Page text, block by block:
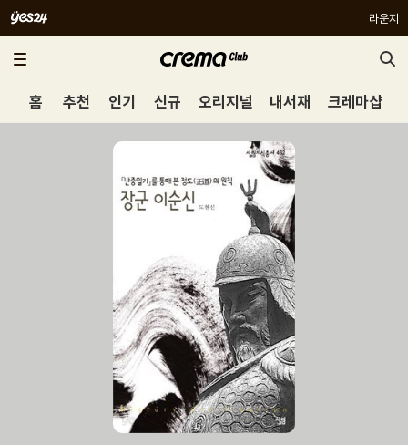
라운지
홈 추천 인기 신규 오리지널 내서재 크레마샵